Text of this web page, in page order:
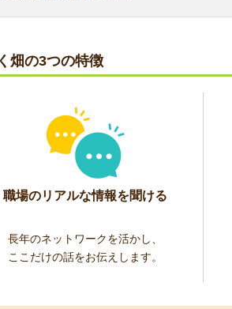
畑の3つの特徴
職場のリアルな情報を聞ける
長年のネットワークを活かし、
ここだけの話をお伝えします。